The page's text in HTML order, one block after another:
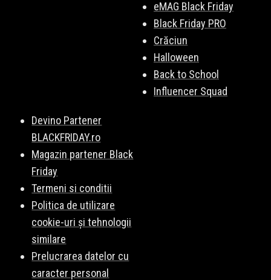
eMAG Black Friday
Black Friday PRO
Crăciun
Halloween
Back to School
Influencer Squad
Devino Partener
BLACKFRIDAY.ro
Magazin partener Black
Friday
Termeni si conditii
Politica de utilizare
cookie-uri și tehnologii
similare
Prelucrarea datelor cu
caracter personal